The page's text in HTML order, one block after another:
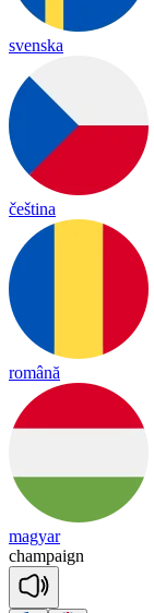
svenska
čeština
română
magyar
champaign